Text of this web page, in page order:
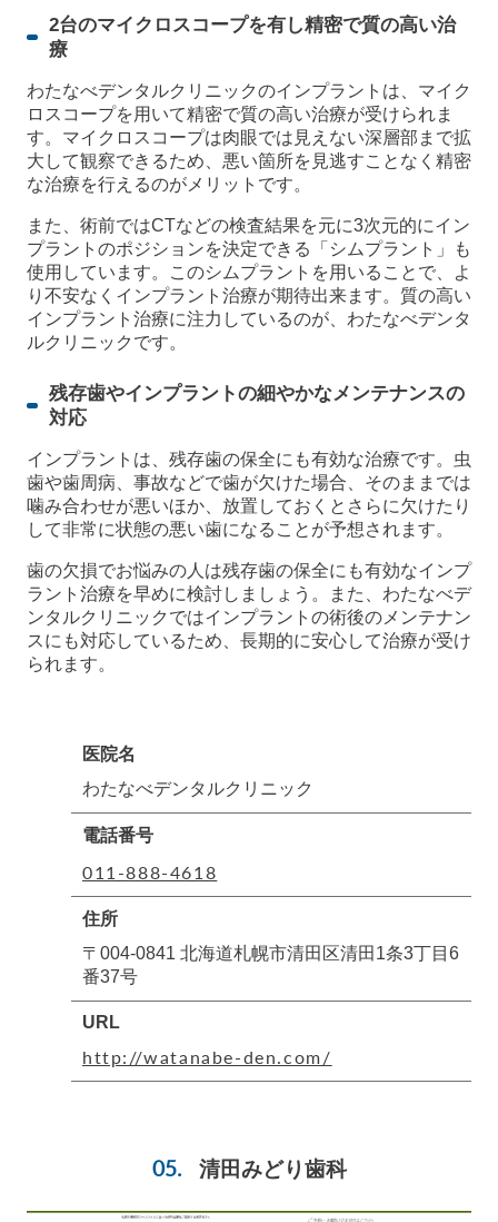
2台のマイクロスコープを有し精密で質の高い治
療
わたなべデンタルクリニックのインプラントは、マイク
ロスコープを用いて精密で質の高い治療が受けられま
す。マイクロスコープは肉眼では見えない深層部まで拡
大して観察できるため、悪い箇所を見逃すことなく精密
な治療を行えるのがメリットです。
また、術前ではCTなどの検査結果を元に3次元的にイン
プラントのポジションを決定できる「シムプラント」も
使用しています。このシムプラントを用いることで、よ
り不安なくインプラント治療が期待出来ます。質の高い
インプラント治療に注力しているのが、わたなべデンタ
ルクリニックです。
残存歯やインプラントの細やかなメンテナンスの
対応
インプラントは、残存歯の保全にも有効な治療です。虫
歯や歯周病、事故などで歯が欠けた場合、そのままでは
噛み合わせが悪いほか、放置しておくとさらに欠けたり
して非常に状態の悪い歯になることが予想されます。
歯の欠損でお悩みの人は残存歯の保全にも有効なインプ
ラント治療を早めに検討しましょう。また、わたなべデ
ンタルクリニックではインプラントの術後のメンテナン
スにも対応しているため、長期的に安心して治療が受け
られます。
医院名
わたなべデンタルクリニック
電話番号
011-888-4618
住所
〒004-0841 北海道札幌市清田区清田1条3丁目6
番37号
URL
http://watanabe-den.com/
清田みどり歯科